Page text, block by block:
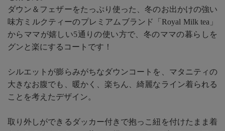
ダウン＆フェザーをたっぷり使った、冬のお出かけの強い
味方ミルクティーのプレミアムブランド「Royal Milk tea」
からママが嬉しい5通りの使い方で、冬のママの暮らしを
グンと楽にするコートです！
シルエットが膨らみがちなダウンコートを、マタニティの
大きなお腹でも、暖かく、楽ちん、綺麗なライン着られる
ことを考えたデザイン。
取り外しができるダッカー付きで抱っこ紐を付けたまま着